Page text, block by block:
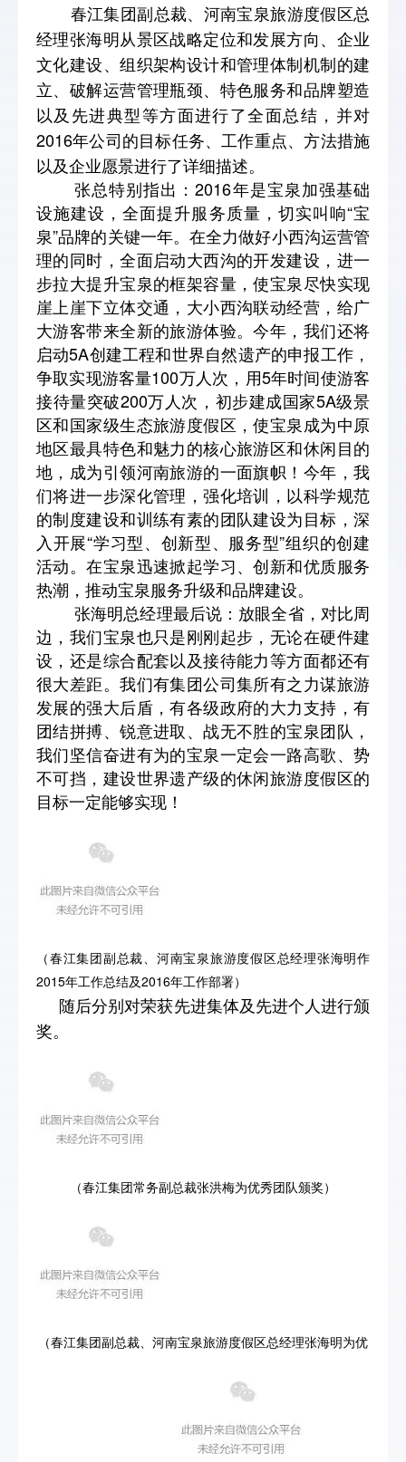
春江集团副总裁、河南宝泉旅游度假区总
经理张海明从景区战略定位和发展方向、企业
文化建设、组织架构设计和管理体制机制的建
立、破解运营管理瓶颈、特色服务和品牌塑造
以及先进典型等方面进行了全面总结，并对
2016年公司的目标任务、工作重点、方法措施
以及企业愿景进行了详细描述。
张总特别指出：2016年是宝泉加强基础
设施建设，全面提升服务质量，切实叫响“宝
泉”品牌的关键一年。在全力做好小西沟运营管
理的同时，全面启动大西沟的开发建设，进一
步拉大提升宝泉的框架容量，使宝泉尽快实现
崖上崖下立体交通，大小西沟联动经营，给广
大游客带来全新的旅游体验。今年，我们还将
启动5A创建工程和世界自然遗产的申报工作，
争取实现游客量100万人次，用5年时间使游客
接待量突破200万人次，初步建成国家5A级景
区和国家级生态旅游度假区，使宝泉成为中原
地区最具特色和魅力的核心旅游区和休闲目的
地，成为引领河南旅游的一面旗帜！今年，我
们将进一步深化管理，强化培训，以科学规范
的制度建设和训练有素的团队建设为目标，深
入开展“学习型、创新型、服务型”组织的创建
活动。在宝泉迅速掀起学习、创新和优质服务
热潮，推动宝泉服务升级和品牌建设。
张海明总经理最后说：放眼全省，对比周
边，我们宝泉也只是刚刚起步，无论在硬件建
设，还是综合配套以及接待能力等方面都还有
很大差距。我们有集团公司集所有之力谋旅游
发展的强大后盾，有各级政府的大力支持，有
团结拼搏、锐意进取、战无不胜的宝泉团队，
我们坚信奋进有为的宝泉一定会一路高歌、势
不可挡，建设世界遗产级的休闲旅游度假区的
目标一定能够实现！
（春江集团副总裁、河南宝泉旅游度假区总经理张海明作
2015年工作总结及2016年工作部署）
随后分别对荣获先进集体及先进个人进行颁
奖。
（春江集团常务副总裁张洪梅为优秀团队颁奖）
（春江集团副总裁、河南宝泉旅游度假区总经理张海明为优